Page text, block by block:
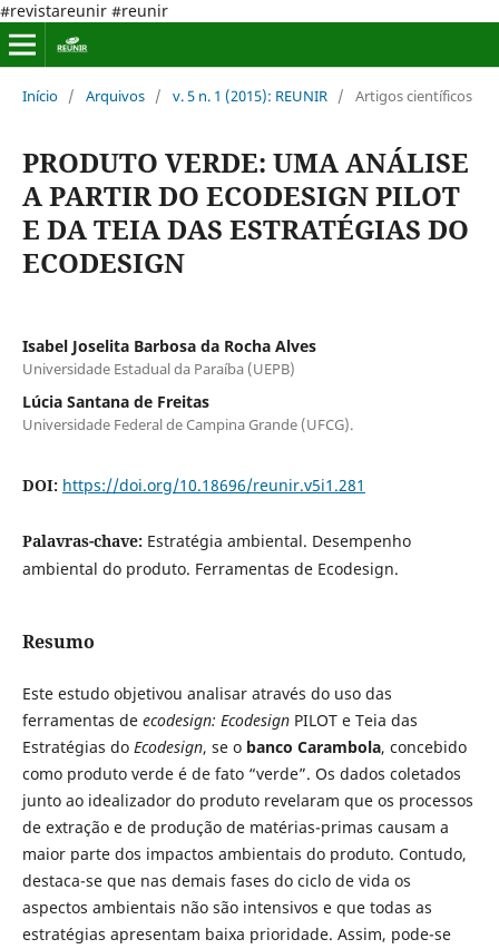
#revistareunir #reunir
Início / Arquivos / v. 5 n. 1 (2015): REUNIR / Artigos científicos
PRODUTO VERDE: UMA ANÁLISE
A PARTIR DO ECODESIGN PILOT
E DA TEIA DAS ESTRATÉGIAS DO
ECODESIGN
Isabel Joselita Barbosa da Rocha Alves
Universidade Estadual da Paraíba (UEPB)
Lúcia Santana de Freitas
Universidade Federal de Campina Grande (UFCG).
DOI: https://doi.org/10.18696/reunir.v5i1.281
Palavras-chave: Estratégia ambiental. Desempenho
ambiental do produto. Ferramentas de Ecodesign.
Resumo
Este estudo objetivou analisar através do uso das
ferramentas de ecodesign: Ecodesign PILOT e Teia das
Estratégias do Ecodesign, se o banco Carambola, concebido
como produto verde é de fato “verde”. Os dados coletados
junto ao idealizador do produto revelaram que os processos
de extração e de produção de matérias-primas causam a
maior parte dos impactos ambientais do produto. Contudo,
destaca-se que nas demais fases do ciclo de vida os
aspectos ambientais não são intensivos e que todas as
estratégias apresentam baixa prioridade. Assim, pode-se